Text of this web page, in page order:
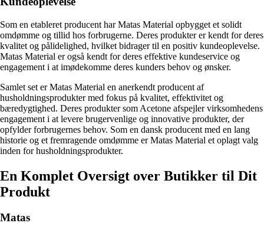
Som en etableret producent har Matas Material opbygget et solidt
omdømme og tillid hos forbrugerne. Deres produkter er kendt for deres
kvalitet og pålidelighed, hvilket bidrager til en positiv kundeoplevelse.
Matas Material er også kendt for deres effektive kundeservice og
engagement i at imødekomme deres kunders behov og ønsker.
Samlet set er Matas Material en anerkendt producent af
husholdningsprodukter med fokus på kvalitet, effektivitet og
bæredygtighed. Deres produkter som Acetone afspejler virksomhedens
engagement i at levere brugervenlige og innovative produkter, der
opfylder forbrugernes behov. Som en dansk producent med en lang
historie og et fremragende omdømme er Matas Material et oplagt valg
inden for husholdningsprodukter.
En Komplet Oversigt over Butikker til Dit
Produkt
Matas